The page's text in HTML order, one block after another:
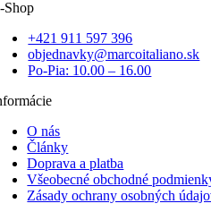
Shop
+421 911 597 396
objednavky@marcoitaliano.sk
Po-Pia: 10.00 – 16.00
O nás
Články
Doprava a platba
Všeobecné obchodné
Zásady ochrany osobných